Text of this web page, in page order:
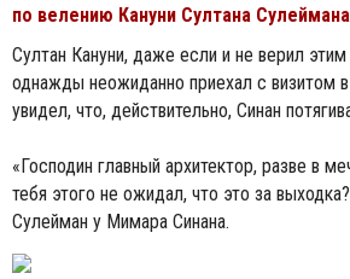
по велению Кануни Султана Сулеймана
Султан Кануни, даже если и не верил
однажды неожиданно приехал с визитом
увидел, что, действительно, Синан
«Господин главный архитектор, разве в
тебя этого не ожидал, что это за
Сулейман у Мимара Синана.